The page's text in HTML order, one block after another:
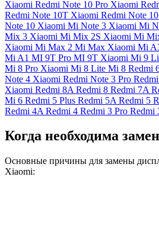
Xiaomi Redmi Note 10 Pro Xiaomi
Redmi Note 10T Xiaomi Redmi Note
Note 10 Xiaomi Mi Note 3 Xiaomi Mi
Mix 3 Xiaomi Mi Mix 2S Xiaomi Mi
Xiaomi Mi Max 2 Mi Max Xiaomi Mi
Mi A1 MI 9T Pro MI 9T Xiaomi Mi 9
Mi 8 Pro Xiaomi Mi 8 Lite Mi 8 Redmi
Note 4 Xiaomi Redmi Note 3 Pro
Xiaomi Redmi 8A Redmi 8 Redmi 7A
Mi 6 Redmi 5 Plus Redmi 5A Redmi 5
Redmi 4A Redmi 4 Redmi 3 Pro Redmi
Когда необходима
Основные причины для замены
Xiaomi: